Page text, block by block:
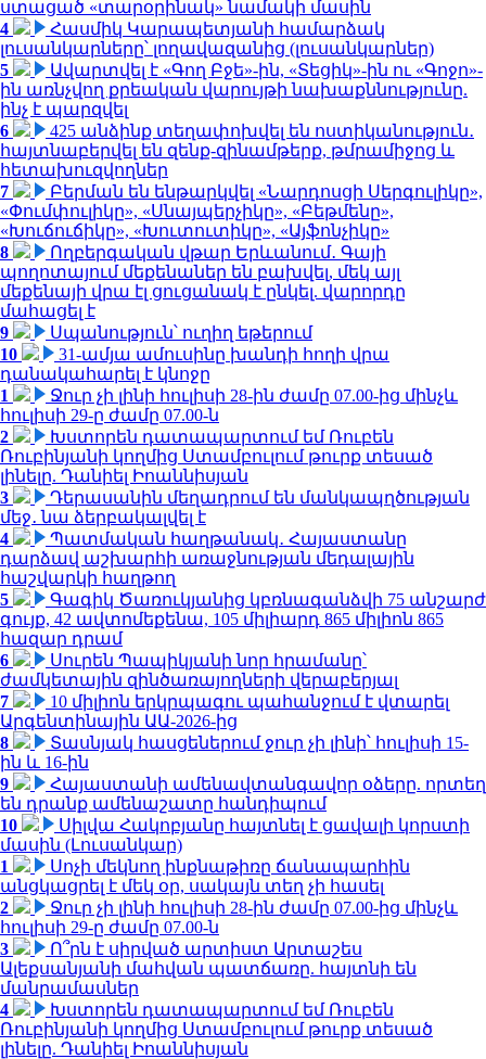
ստացած «տարօրինակ» նամակի մասին
4
Հասմիկ Կարապետյանի համարձակ
լուսանկարները՝ լողավազանից (լուսանկարներ)
5
Ավարտվել է «Գող Բջե»-ին, «Տեցիկ»-ին ու «Գոջո»-
ին առնչվող քրեական վարույթի նախաքննությունը.
ինչ է պարզվել
6
425 անձինք տեղափոխվել են ոստիկանություն․
հայտնաբերվել են զենք-զինամթերք, թմրամիջոց և
հետախուզվողներ
7
Բերման են ենթարկվել «Նարդոսցի Սերգուլիկը»,
«Փումփուլիկը», «Սնայպերչիկը», «Բեթմենը»,
«Խուճուճիկը», «Խուտուտիկը», «Այֆոնչիկը»
8
Ողբերգական վթար Երևանում․ Գայի
պողոտայում մեքենաներ են բախվել, մեկ այլ
մեքենայի վրա էլ ցուցանակ է ընկել. վարորդը
մահացել է
9
Սպանություն՝ ուղիղ եթերում
10
31-ամյա ամուսինը խանդի հողի վրա
դանակահարել է կնոջը
1
Ջուր չի լինի հուլիսի 28-ին ժամը 07.00-ից մինչև
հուլիսի 29-ը ժամը 07.00-ն
2
Խստորեն դատապարտում եմ Ռուբեն
Ռուբինյանի կողմից Ստամբուլում թուրք տեսած
լինելը. Դանիել Իոաննիսյան
3
Դերասանին մեղադրում են մանկապղծության
մեջ․ նա ձերբակալվել է
4
Պատմական հաղթանակ․ Հայաստանը
դարձավ աշխարհի առաջնության մեդալային
հաշվարկի հաղթող
5
Գագիկ Ծառուկյանից կբռնագանձվի 75 անշարժ
գույք, 42 ավտոմեքենա, 105 միլիարդ 865 միլիոն 865
հազար դրամ
6
Սուրեն Պապիկյանի նոր հրամանը՝
ժամկետային զինծառայողների վերաբերյալ
7
10 միլիոն երկրպագու պահանջում է վտարել
Արգենտինային ԱԱ-2026-ից
8
Տասնյակ հասցեներում ջուր չի լինի՝ հուլիսի 15-
ին և 16-ին
9
Հայաստանի ամենավտանգավոր օձերը. որտեղ
են դրանք ամենաշատը հանդիպում
10
Սիլվա Հակոբյանը հայտնել է ցավալի կորստի
մասին (Լուսանկար)
1
Սոչի մեկնող ինքնաթիռը ճանապարհին
անցկացրել է մեկ օր, սակայն տեղ չի հասել
2
Ջուր չի լինի հուլիսի 28-ին ժամը 07.00-ից մինչև
հուլիսի 29-ը ժամը 07.00-ն
3
Ո՞րն է սիրված արտիստ Արտաշես
Ալեքսանյանի մահվան պատճառը. հայտնի են
մանրամասներ
4
Խստորեն դատապարտում եմ Ռուբեն
Ռուբինյանի կողմից Ստամբուլում թուրք տեսած
լինելը. Դանիել Իոաննիսյան